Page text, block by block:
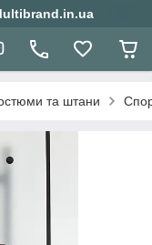
та штани